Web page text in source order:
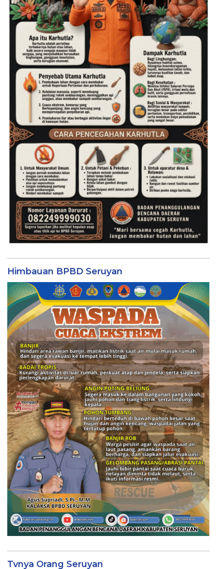
Himbauan BPBD Seruyan
Tvnya Orang Seruyan